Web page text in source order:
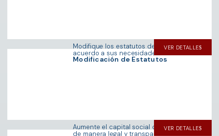
Modificación de Estatutos
Modifique los estatutos de su empresa de
acuerdo a sus necesidades.
VER DETALLE
Aumente el capital social de su empresa
de manera legal y transparente.
VER DETALLE